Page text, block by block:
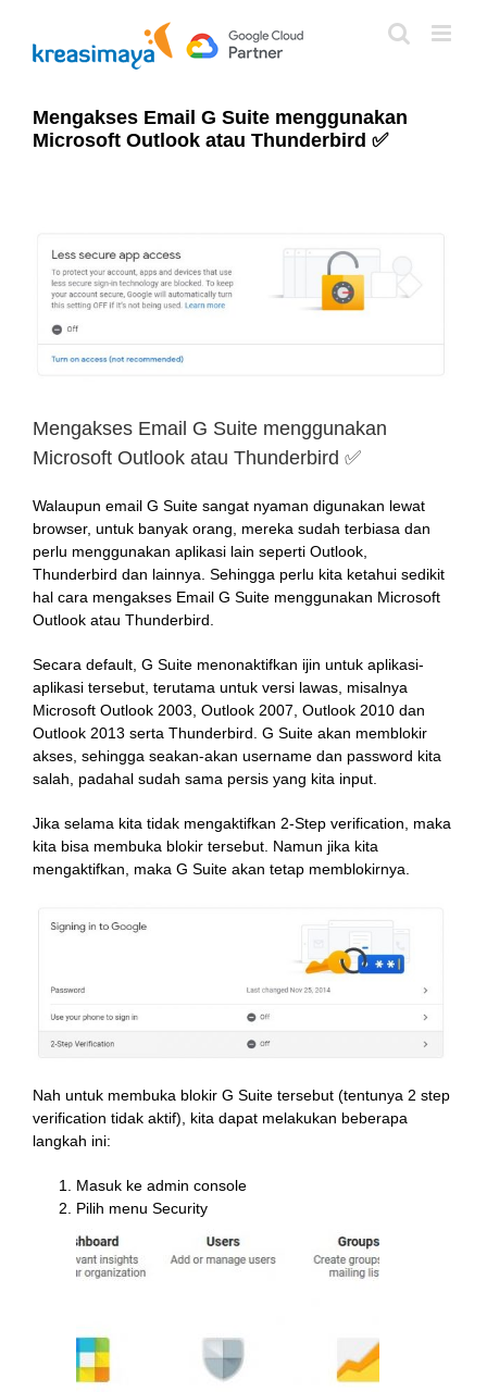
content
Mengakses Email G Suite menggunakan
Microsoft Outlook atau Thunderbird ✅
Larger
Image
Mengakses Email G Suite menggunakan
Microsoft Outlook atau Thunderbird ✅
Walaupun email G Suite sangat nyaman digunakan lewat
browser, untuk banyak orang, mereka sudah terbiasa dan
perlu menggunakan aplikasi lain seperti Outlook,
Thunderbird dan lainnya. Sehingga perlu kita ketahui sedikit
hal cara mengakses Email G Suite menggunakan Microsoft
Outlook atau Thunderbird.
Secara default, G Suite menonaktifkan ijin untuk aplikasi-
aplikasi tersebut, terutama untuk versi lawas, misalnya
Microsoft Outlook 2003, Outlook 2007, Outlook 2010 dan
Outlook 2013 serta Thunderbird. G Suite akan memblokir
akses, sehingga seakan-akan username dan password kita
salah, padahal sudah sama persis yang kita input.
Jika selama kita tidak mengaktifkan 2-Step verification, maka
kita bisa membuka blokir tersebut. Namun jika kita
mengaktifkan, maka G Suite akan tetap memblokirnya.
Nah untuk membuka blokir G Suite tersebut (tentunya 2 step
verification tidak aktif), kita dapat melakukan beberapa
langkah ini:
Masuk ke admin console
Pilih menu Security